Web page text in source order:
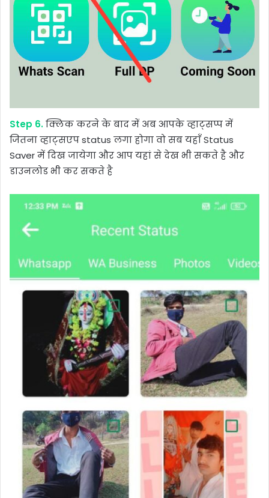
Step 6.क्लिक करने के बाद में अब आपके व्हाट्सप्प में
जितना व्हाट्सएप status लगा होगा वो सब यहाँ Status
Saver में दिख जायेगा और आप यहां से देख भी सकते है और
डाउनलोड भी कर सकते है